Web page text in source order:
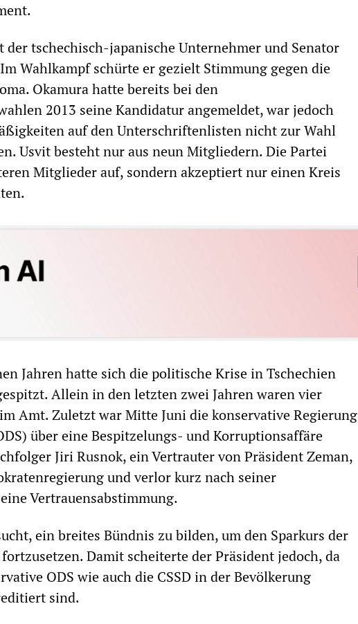
tschechisch-japanische Unternehmer und Senator
Wahlkampf schürte er gezielt Stimmung gegen die
Okamura hatte bereits bei den
2013 seine Kandidatur angemeldet, war jedoch
auf den Unterschriftenlisten nicht zur Wahl
Usvit besteht nur aus neun Mitgliedern. Die Partei
Mitglieder auf, sondern akzeptiert nur einen Kreis
Jahren hatte sich die politische Krise in Tschechien
Allein in den letzten zwei Jahren waren vier
Amt. Zuletzt war Mitte Juni die konservative Regierung
über eine Bespitzelungs- und Korruptionsaffäre
Jiri Rusnok, ein Vertrauter von Präsident Zeman,
und verlor kurz nach seiner
Vertrauensabstimmung.
ein breites Bündnis zu bilden, um den Sparkurs der
Damit scheiterte der Präsident jedoch, da
ODS wie auch die CSSD in der Bevölkerung
sind.